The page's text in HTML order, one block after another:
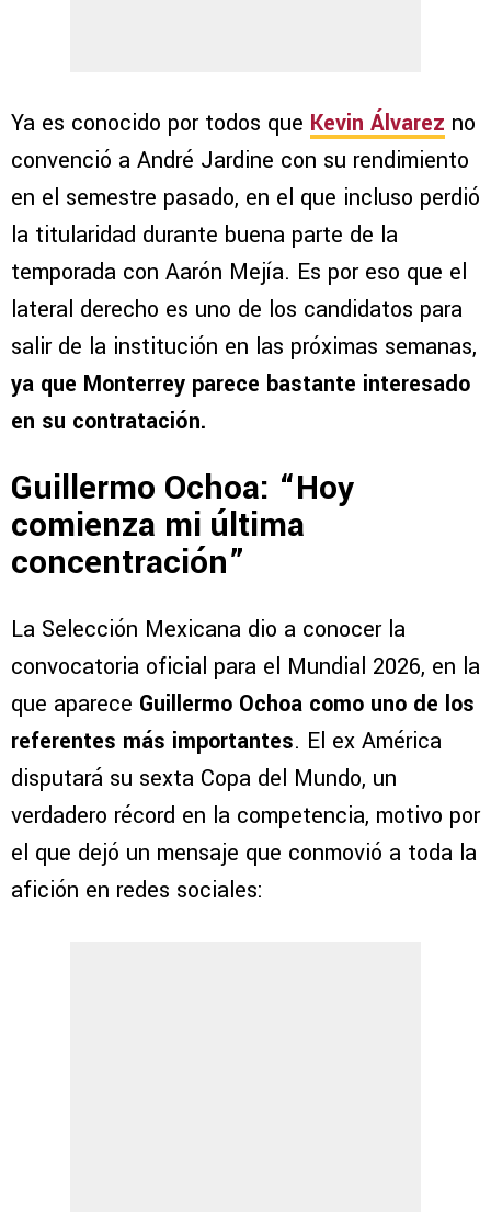
Ya es conocido por todos que Kevin Álvarez no
convenció a André Jardine con su rendimiento
en el semestre pasado, en el que incluso perdió
la titularidad durante buena parte de la
temporada con Aarón Mejía. Es por eso que el
lateral derecho es uno de los candidatos para
salir de la institución en las próximas semanas,
ya que Monterrey parece bastante interesado
en su contratación.
Guillermo Ochoa: “Hoy
comienza mi última
concentración”
La Selección Mexicana dio a conocer la
convocatoria oficial para el Mundial 2026, en la
que aparece Guillermo Ochoa como uno de los
referentes más importantes. El ex América
disputará su sexta Copa del Mundo, un
verdadero récord en la competencia, motivo por
el que dejó un mensaje que conmovió a toda la
afición en redes sociales: